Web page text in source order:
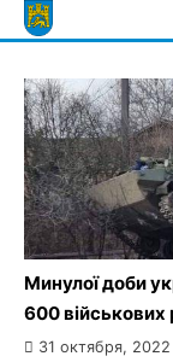
Skip
to
Минулої доби
600 військових
31 октября, 2022